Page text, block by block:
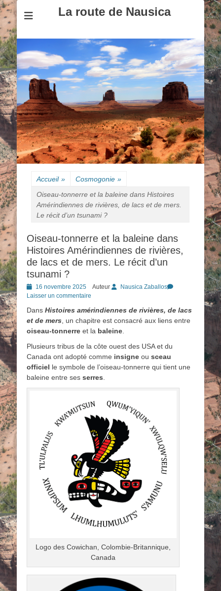
La route de Nausica
Accueil » Cosmogonie »
Oiseau-tonnerre et la baleine dans Histoires
Amérindiennes de rivières, de lacs et de mers.
Le récit d’un tsunami ?
Oiseau-tonnerre et la baleine dans
Histoires Amérindiennes de rivières,
de lacs et de mers. Le récit d’un
tsunami ?
Posted
on
16 novembre 2025 Auteur
Nausica Zaballos
Laisser un commentaire
Dans Histoires amérindiennes de rivières, de lacs
et de mers, un chapitre est consacré aux liens entre
oiseau-tonnerre et la baleine.
Plusieurs tribus de la côte ouest des USA et du
Canada ont adopté comme insigne ou sceau
officiel le symbole de l’oiseau-tonnerre qui tient une
baleine entre ses serres.
Logo des Cowichan, Colombie-Britannique,
Canada